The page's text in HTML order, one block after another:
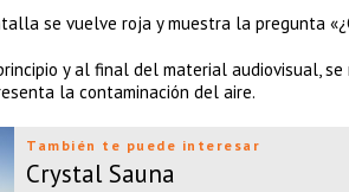
se vuelve roja y muestra la pregunta
y al final del material audiovisual,
la contaminación del aire.
También te puede interesar
Crystal Sauna